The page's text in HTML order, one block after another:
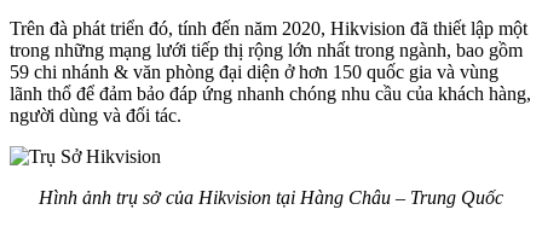
Trên đà phát triển đó, tính đến năm 2020, Hikvision đã thiết lập một
trong những mạng lưới tiếp thị rộng lớn nhất trong ngành, bao gồm
59 chi nhánh & văn phòng đại diện ở hơn 150 quốc gia và vùng
lãnh thổ để đảm bảo đáp ứng nhanh chóng nhu cầu của khách hàng,
người dùng và đối tác.
Hình ảnh trụ sở của Hikvision tại Hàng Châu – Trung Quốc